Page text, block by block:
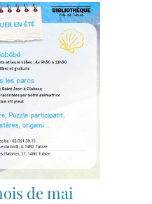
de mai